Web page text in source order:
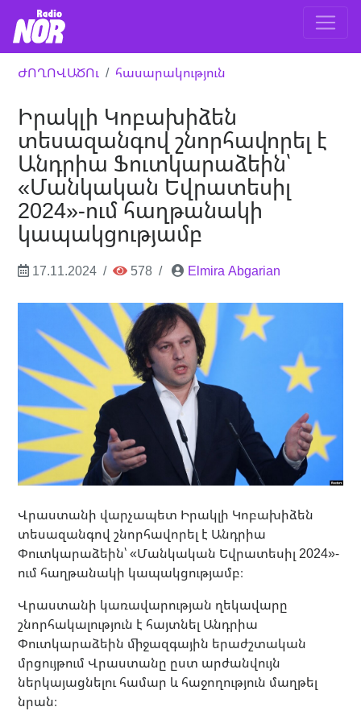
ԺՈՂՈՎԱԾՈւ հասարակություն
Իրակլի Կոբախիձեն
տեսազանգով շնորհավորել է
Անդրիա Ֆուտկարաձեին՝
«Մանկական Եվրատեսիլ
2024»-ում հաղթանակի
կապակցությամբ
17.11.2024 578 Elmira Abgarian
Վրաստանի վարչապետ Իրակլի Կոբախիձեն
տեսազանգով շնորհավորել է Անդրիա
Փուտկարաձեին՝ «Մանկական Եվրատեսիլ 2024»-
ում հաղթանակի կապակցությամբ։
Վրաստանի կառավարության ղեկավարը
շնորհակալություն է հայտնել Անդրիա
Փուտկարաձեին միջազգային երաժշտական ​​
մրցույթում Վրաստանը ըստ արժանվույն
ներկայացնելու համար և հաջողություն մաղթել
նրան։